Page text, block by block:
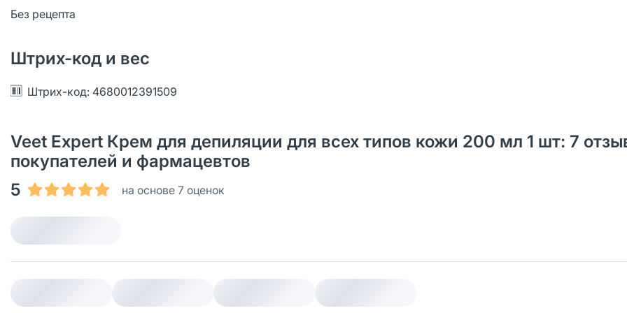
Без рецепта
Штрих-код и вес
Штрих-код: 4680012391509
Veet Expert Крем для депиляции для всех типов кожи 200 мл 1 шт: 7
покупателей и фармацевтов
5
на основе 7 оценок